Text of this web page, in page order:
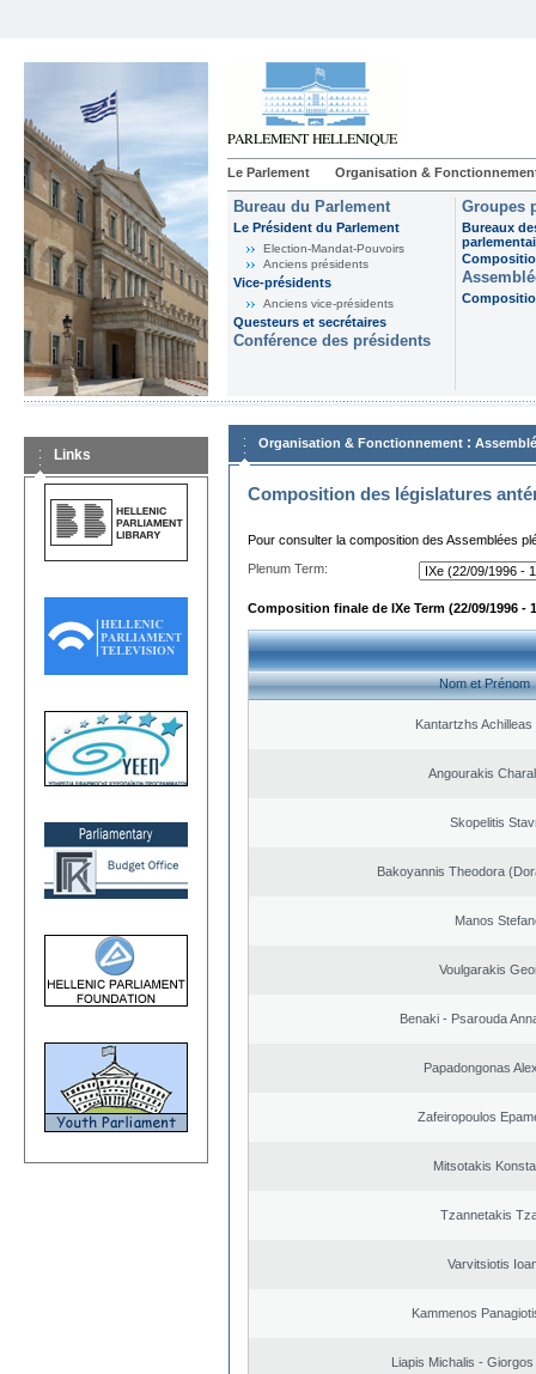
Le Parlement Organisation &
Bureau du Parlement
Le Président du Parlement
Election-Mandat-Pouvoirs
Anciens présidents
Vice-présidents
Anciens vice-présidents
Questeurs et secrétaires
Conférence des présidents
Groupes
Bureaux
Links
Organisation & Fonctionnement :
Composition des législatures
Pour consulter la composition des Assemblées
Plenum Term:
Composition finale de IXe Term (22/09/1996 -
Nom et Prénom
Kantartzhs Achilleas
Angourakis
Skopelitis
Bakoyannis Theodora
Manos
Voulgarakis
Benaki - Psarouda
Papadongonas
Zafeiropoulos
Mitsotakis
Tzannetakis
Varvitsiotis
Kammenos
Liapis Michalis -